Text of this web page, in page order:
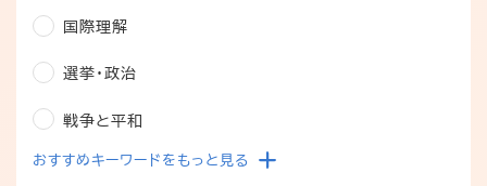
国際理解
選挙・政治
戦争と平和
おすすめキーワードをもっと見る